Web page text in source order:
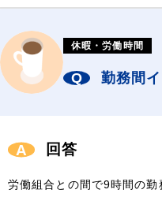
休暇・労働時間
勤務間
回答
労働組合との間で9時間の